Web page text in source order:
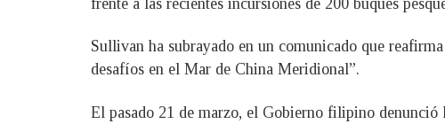
Sullivan ha subrayado en un comunicado que
desafíos en el Mar de China Meridional”.
El pasado 21 de marzo, el Gobierno filipino denunció